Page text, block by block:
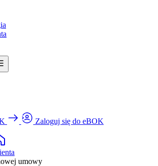
Zaloguj się do eBOK
umowy